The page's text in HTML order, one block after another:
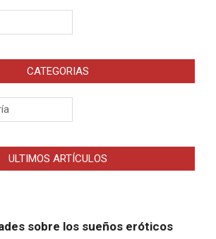
CATEGORIAS
ULTIMOS ARTÍCULOS
sobre los sueños eróticos